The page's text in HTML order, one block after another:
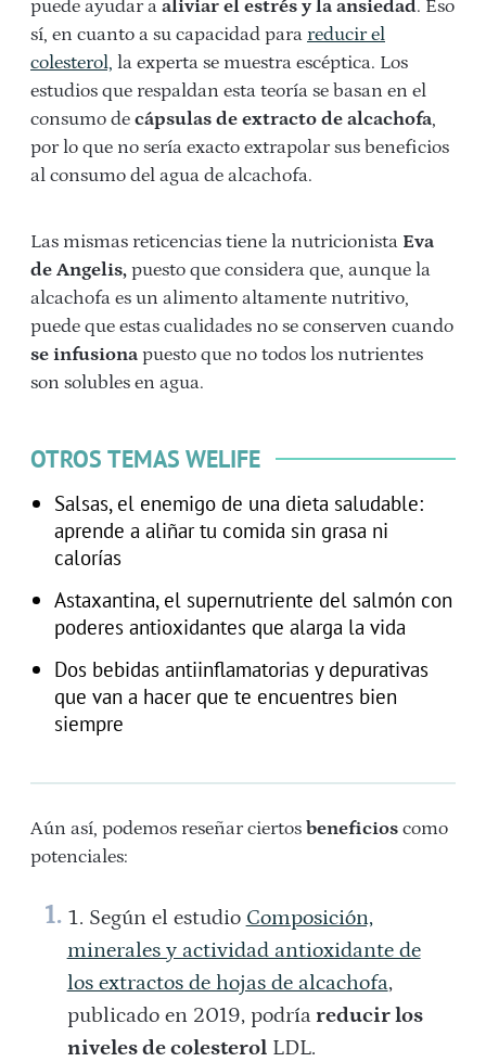
puede ayudar a aliviar el estrés y la ansiedad. Eso
sí, en cuanto a su capacidad para reducir el
colesterol, la experta se muestra escéptica. Los
estudios que respaldan esta teoría se basan en el
consumo de cápsulas de extracto de alcachofa,
por lo que no sería exacto extrapolar sus beneficios
al consumo del agua de alcachofa.
Las mismas reticencias tiene la nutricionista Eva
de Angelis, puesto que considera que, aunque la
alcachofa es un alimento altamente nutritivo,
puede que estas cualidades no se conserven cuando
se infusiona puesto que no todos los nutrientes
son solubles en agua.
OTROS TEMAS WELIFE
Salsas, el enemigo de una dieta saludable:
aprende a aliñar tu comida sin grasa ni
calorías
Astaxantina, el supernutriente del salmón con
poderes antioxidantes que alarga la vida
Dos bebidas antiinflamatorias y depurativas
que van a hacer que te encuentres bien
siempre
Aún así, podemos reseñar ciertos beneficios como
potenciales:
Según el estudio Composición,
minerales y actividad antioxidante de
los extractos de hojas de alcachofa,
publicado en 2019, podríareducir los
niveles de colesterolLDL.